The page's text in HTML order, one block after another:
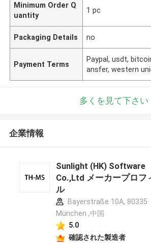
Minimum Order Q
uantity
1 pc
Packaging Details no
Payment Terms
Paypal, usdt,
ansfer, western
多くを見て下さい
企業情報
Sunlight (HK) Software
Co.,Ltd メーカープロフ
ル
Bayerstraße 10A, 80335
München ,中国
5.0
確認された製造者